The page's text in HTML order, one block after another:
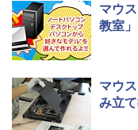
マウ
教室
マウ
み立